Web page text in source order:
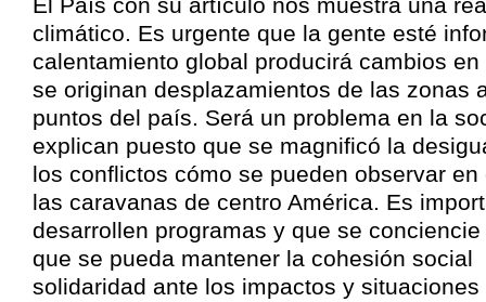
El País con su artículo nos muestra una
climático. Es urgente que la gente esté
calentamiento global producirá cambios
se originan desplazamientos de las zonas
puntos del país. Será un problema en la
explican puesto que se magnificó la
los conflictos cómo se pueden observar
las caravanas de centro América. Es
desarrollen programas y que se
que se pueda mantener la cohesión social
solidaridad ante los impactos y